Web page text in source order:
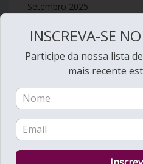
Setembro 2025
Julho 2025
Junho 2025
Maio 2025
Fevereiro 2025
Janeiro 2025
Dezembro 2024
Novembro 2024
Outubro 2024
INSCREVA-SE
Participe da nossa lista
mais recente